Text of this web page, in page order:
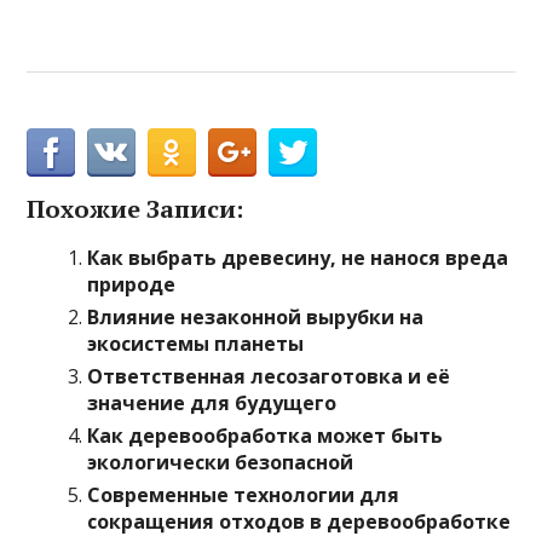
Похожие Записи:
Как выбрать древесину, не нанося вреда
природе
Влияние незаконной вырубки на
экосистемы планеты
Ответственная лесозаготовка и её
значение для будущего
Как деревообработка может быть
экологически безопасной
Современные технологии для
сокращения отходов в деревообработке